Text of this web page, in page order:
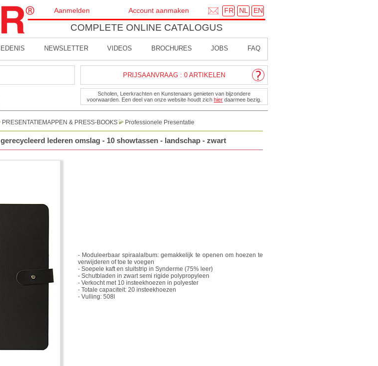
FR NL EN
COMPLETE ONLINE CATALOGUS
Aanmelden Account aanmaken
NEWSLETTER VIDEOS BROCHURES JOBS FAQ
PRIJSAANVRAAG : 0 ARTIKELEN
Scholen, Leerkrachten en Kunstenaars genieten van bijzondere
voorwaarden. Een deel van onze website houdt zich hier daarmee bezig.
PRESENTATIEMAPPEN & PRESS-BOOKS Professionele Presentatie
lederen omslag - 10 showtassen - landschap - zwart
- Moduleerbaar spiraalalbum: gemakkelijk te openen om hoezen te
verwijderen of toe te voegen
- Soepele kaft en sluitstrip in Synderme (75% leer)
- Schutbladen in zwart semi rigide polypropyleen
- Verkocht met 10 insteekhoezen in polyester
- Totale capaciteit: 20 insteekhoezen
- Vulling: 508l